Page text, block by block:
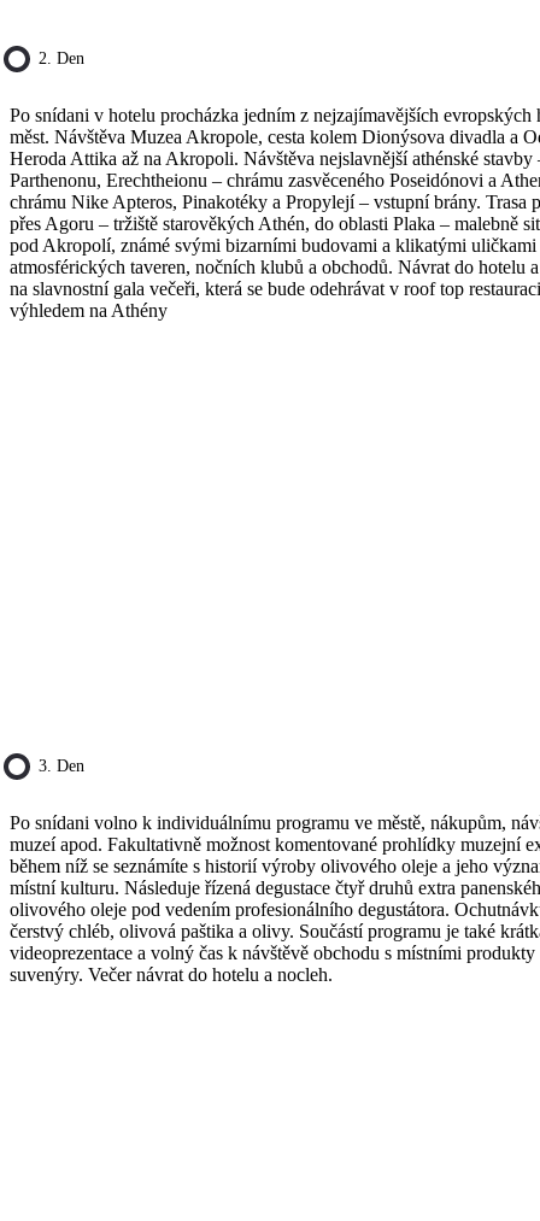
2. Den
Po snídani v hotelu procházka jedním z nejzajímavějších evropských
měst. Návštěva Muzea Akropole, cesta kolem Dionýsova divadla a
Heroda Attika až na Akropoli. Návštěva nejslavnější athénské stavby
Parthenonu, Erechtheionu – chrámu zasvěceného Poseidónovi a
chrámu Nike Apteros, Pinakotéky a Propylejí – vstupní brány. Trasa
přes Agoru – tržiště starověkých Athén, do oblasti Plaka – malebně
pod Akropolí, známé svými bizarními budovami a klikatými
atmosférických taveren, nočních klubů a obchodů. Návrat do hotelu
na slavnostní gala večeři, která se bude odehrávat v roof top
výhledem na Athény
3. Den
Po snídani volno k individuálnímu programu ve městě, nákupům,
muzeí apod. Fakultativně možnost komentované prohlídky muzejní
během níž se seznámíte s historií výroby olivového oleje a jeho
místní kulturu. Následuje řízená degustace čtyř druhů extra
olivového oleje pod vedením profesionálního degustátora.
čerstvý chléb, olivová paštika a olivy. Součástí programu je také
videoprezentace a volný čas k návštěvě obchodu s místními produkty
suvenýry. Večer návrat do hotelu a nocleh.